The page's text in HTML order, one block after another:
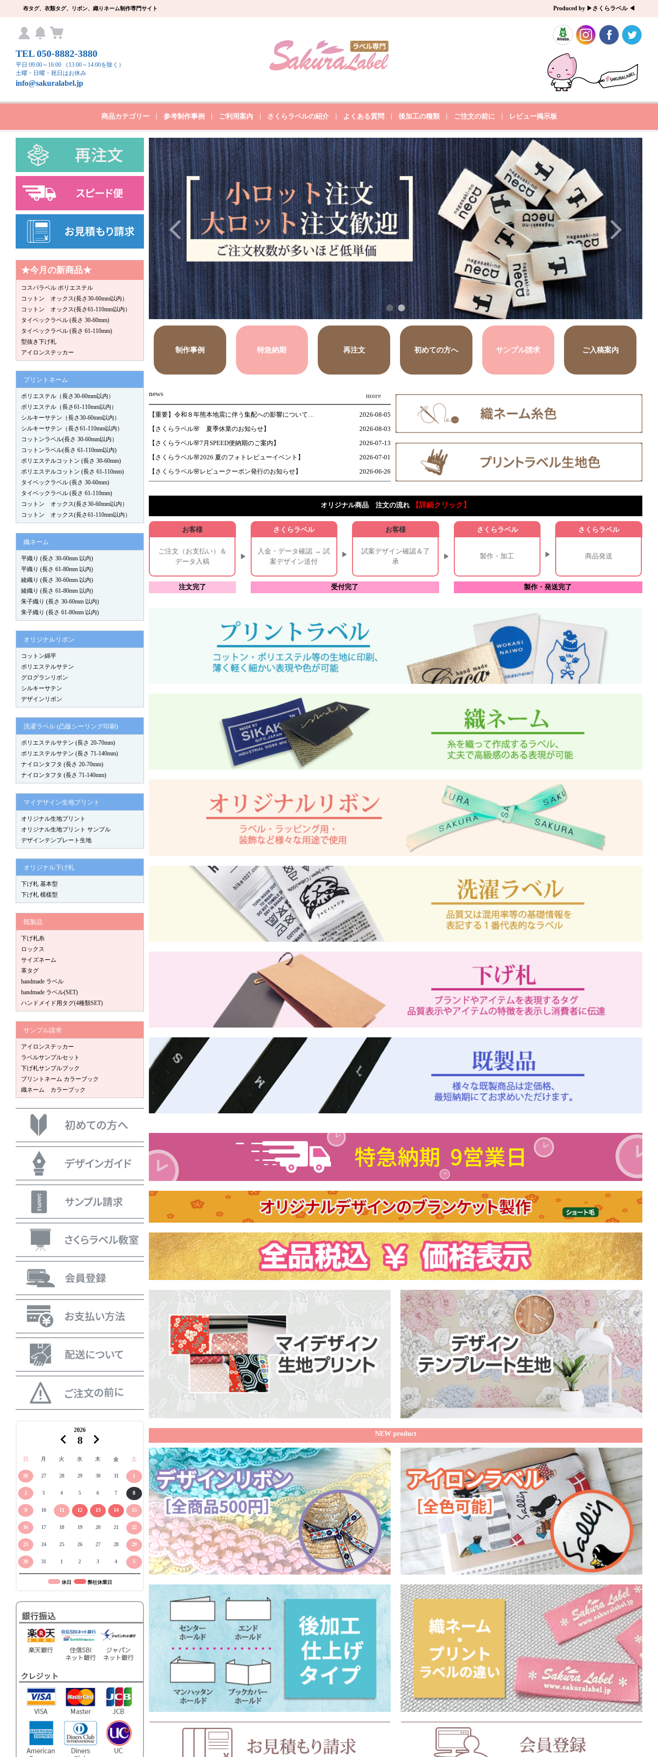
布タグ、衣類タグ、リボン、織りネーム制作専門サイト Produced by ▶さくらラベル ◀
TEL 050-8882-3880
平日 09:00～16:00 （13:00～14:00を除く）
土曜・日曜・祝日はお休み
info@sakuralabel.jp
商品カテゴリー 参考制作事例 ご利用案内 さくらラベルの紹介 よくある質問 後加工の種類 ご注文の前に レビュー掲示板
★今月の新商品★
コスパラベル ポリエステル
コットン オックス(長さ30-60mm以内）
コットン オックス(長さ61-110mm以内）
タイベックラベル (長さ 30-60mm)
タイベックラベル (長さ 61-110mm)
型抜き下げ札
アイロンステッカー
プリントネーム
ポリエステル（長さ30-60mm以内）
ポリエステル（長さ61-110mm以内）
シルキーサテン（長さ30-60mm以内）
シルキーサテン（長さ61-110mm以内）
コットンラベル(長さ 30-60mm以内）
コットンラベル(長さ 61-110mm以内)
ポリエステルコットン (長さ 30-60mm)
ポリエステルコットン (長さ 61-110mm)
タイベックラベル (長さ 30-60mm)
タイベックラベル (長さ 61-110mm)
コットン オックス(長さ30-60mm以内）
コットン オックス(長さ61-110mm以内）
織ネーム
平織り (長さ 30-60mm 以内)
平織り (長さ 61-80mm 以内)
綾織り (長さ 30-60mm 以内)
綾織り (長さ 61-80mm 以内)
朱子織り (長さ 30-60mm 以内)
朱子織り (長さ 61-80mm 以内)
オリジナルリボン
コットン綿平
ポリエステルサテン
グログランリボン
シルキーサテン
デザインリボン
洗濯ラベル (凸版シーリング印刷)
ポリエステルサテン (長さ 20-70mm)
ポリエステルサテン (長さ 71-140mm)
ナイロンタフタ (長さ 20-70mm)
ナイロンタフタ (長さ 71-140mm)
マイデザイン生地プリント
オリジナル生地プリント
オリジナル生地プリント サンプル
デザインテンプレート生地
オリジナル下げ札
下げ札 基本型
下げ札 模樣型
既製品
下げ札糸
ロックス
サイズネーム
革タグ
handmade ラベル
handmade ラベル(SET)
ハンドメイド用タグ(4種類SET)
サンプル請求
アイロンステッカー
ラベルサンプルセット
下げ札サンプルブック
プリントネーム カラーブック
織ネーム カラーブック
2026
8
日 月 火 水 木 金 土
26 27 28 29 30 31 1
2 3 4 5 6 7 8
9 10 11 12 13 14 15
16 17 18 19 20 21 22
23 24 25 26 27 28 29
30 31 1 2 3 4 5
休日 弊社休業日
制作事例 特急納期 再注文 初めての方へ サンプル請求 ご入稿案内
news more
【重要】令和８年熊本地震に伴う集配への影響について（2026年8月5日8時時点）
2026-08-05
【さくらラベル🌸 夏季休業のお知らせ】
2026-08-03
【さくらラベル🌸7月SPEED便納期のご案内】
2026-07-13
【さくらラベル🌸2026 夏のフォトレビューイベント】
2026-07-01
【さくらラベル🌸レビュークーポン発行のお知らせ】
2026-06-26
オリジナル商品 注文の流れ 【詳細クリック】
お客様
ご注文（お支払い）＆
データ入稿
注文完了
さくらラベル
入金・データ確認 → 試
案デザイン送付
お客様
試案デザイン確認＆了
承
受付完了
さくらラベル
製作・加工
さくらラベル
商品発送
製作・発送完了
NEW product